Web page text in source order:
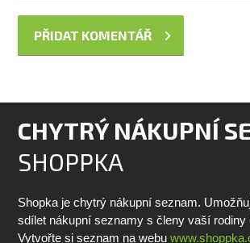
CHYTRÝ NÁKUPNÍ
SHOPPKA
Shopka je chytrý nákupní seznam.
sdílet nákupní seznamy s členy vaší rodiny
Vytvořte si seznam na webu